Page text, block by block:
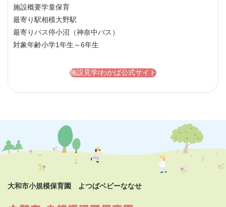
施設概要学童保育
最寄り駅相模大野駅
最寄りバス停小沼（神奈中バス）
対象年齢小学1年生～6年生
施設見学/わかば公式サイト
大和市小規模保育園 よつばベビーななせ